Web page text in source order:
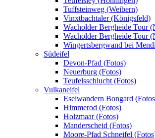
Tuffsteinweg (Weibern)
Vinxtbachtaler (Königsfeld)
Wacholder Bergheide Tour
Wacholder Bergheide Tour
Wingertsbergwand bei
Südeifel
Devon-Pfad (Fotos)
Neuerburg (Fotos)
Teufelsschlucht (Fotos)
Vulkaneifel
Eselwandern Bongard
Himmerod (Fotos)
Holzmaar (Fotos)
Manderscheid (Fotos)
Moore-Pfad Schneifel